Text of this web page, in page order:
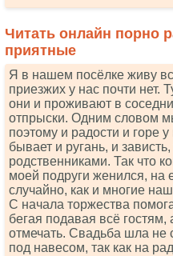
Читать онлайн порно
приятные
Я в нашем посёлке живу
приезжих у нас почти нет.
они и проживают в
отпрыски. Одним словом
поэтому и радости и горе
бывает и ругань, и
родственниками. Так что
моей подруги женился, на
случайно, как и многие
С начала торжества
бегая подавая всё гостям,
отмечать. Свадьба шла не
под навесом, так как на